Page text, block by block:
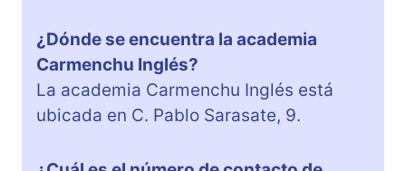
¿Dónde se encuentra la academia
Carmenchu Inglés?
La academia Carmenchu Inglés está
ubicada en C. Pablo Sarasate, 9.